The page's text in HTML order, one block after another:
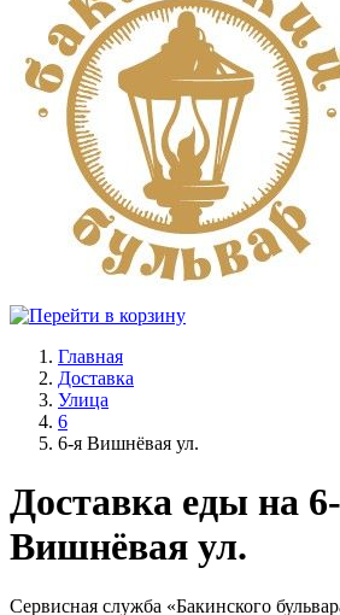
Главная
Доставка
Улица
6
6-я Вишнёвая ул.
Доставка еды на
Вишнёвая ул.
Сервисная служба «Бакинского